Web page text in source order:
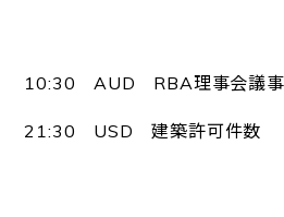
10:30 AUD RBA理事会議事
21:30 USD 建築許可件数